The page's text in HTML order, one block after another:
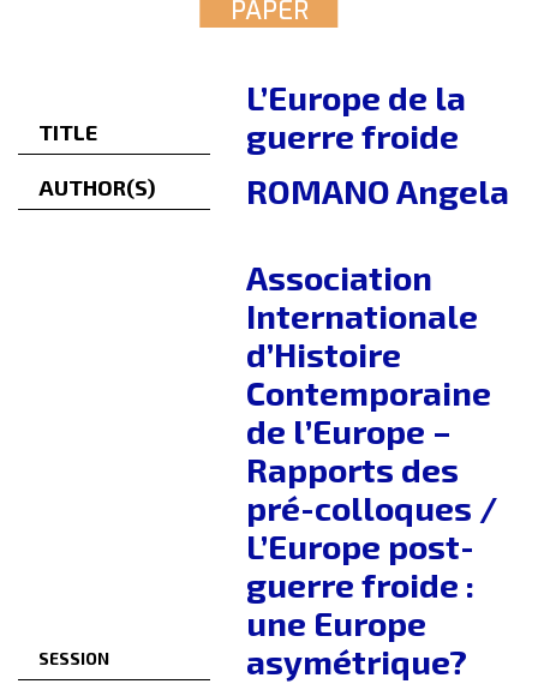
PAPER
TITLE
L’Europe de la
guerre froide
AUTHOR(S) ROMANO Angela
SESSION
Association
Internationale
d’Histoire
Contemporaine
de l’Europe –
Rapports des
pré-colloques /
L’Europe post-
guerre froide :
une Europe
asymétrique?